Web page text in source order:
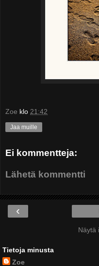
Zoe klo 21:42
Jaa muille
Ei kommentteja:
Lähetä kommentti
‹
Näytä
Tietoja minusta
Zoe